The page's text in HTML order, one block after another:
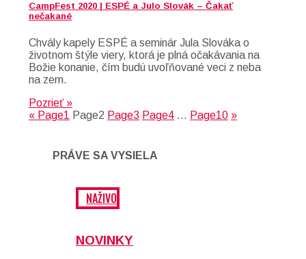
CampFest 2020 | ESPÉ a Julo Slovák – Čakať
nečakané
Chvály kapely ESPÉ a seminár Jula Slováka o
životnom štýle viery, ktorá je plná očakávania na
Božie konanie, čím budú uvoľňované veci z neba
na zem.
Pozrieť »
« Page1 Page2 Page3 Page4 … Page10 »
PRÁVE SA VYSIELA
NAŽIVO
NOVINKY